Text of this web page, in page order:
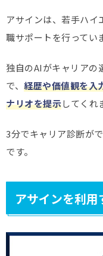
アサインは、若手ハイ
職サポートを行ってい
独自のAIがキャリアの
で、 経歴や価値観を入
ナリオを提示してくれ
3分でキャリア診断が
です。
アサインを利用